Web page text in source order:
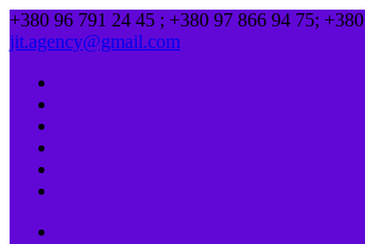
+380 96 791 24 45 ; +380 97 866 94 75;
jit.agency@gmail.com